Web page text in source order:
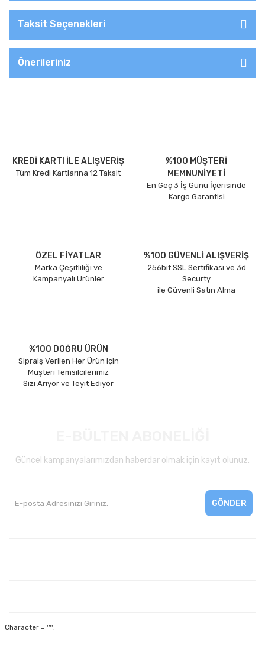
Taksit Seçenekleri
Önerileriniz
KREDİ KARTI İLE ALIŞVERİŞ
Tüm Kredi Kartlarına 12 Taksit
%100 MÜŞTERİ
MEMNUNİYETİ
En Geç 3 İş Günü İçerisinde
Kargo Garantisi
ÖZEL FİYATLAR
Marka Çeşitliliği ve
Kampanyalı Ürünler
%100 GÜVENLİ ALIŞVERİŞ
256bit SSL Sertifikası ve 3d
Securty
ile Güvenli Satın Alma
%100 DOĞRU ÜRÜN
Sipraiş Verilen Her Ürün için
Müşteri Temsilcilerimiz
Sizi Arıyor ve Teyit Ediyor
Güncel kampanyalarımızdan haberdar olmak için kayıt olunuz.
GÖNDER
Character = '*';